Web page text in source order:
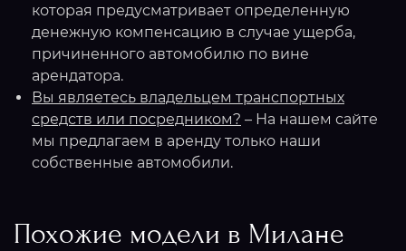
которая предусматривает определенную
денежную компенсацию в случае ущерба,
причиненного автомобилю по вине
арендатора.
Вы являетесь владельцем транспортных
средств или посредником? – На нашем сайте
мы предлагаем в аренду только наши
собственные автомобили.
Похожие модели в Милане